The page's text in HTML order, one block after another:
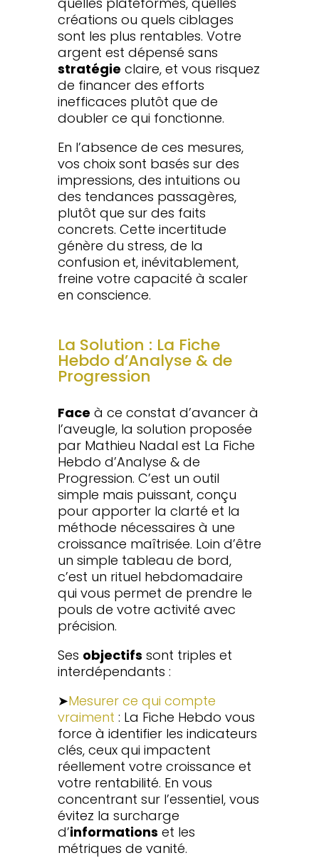
créations ou quels ciblages
sont les plus rentables. Votre
argent est dépensé sans
stratégie claire, et vous risquez
de financer des efforts
inefficaces plutôt que de
doubler ce qui fonctionne.
En l’absence de ces mesures,
vos choix sont basés sur des
impressions, des intuitions ou
des tendances passagères,
plutôt que sur des faits
concrets. Cette incertitude
génère du stress, de la
confusion et, inévitablement,
freine votre capacité à scaler
en conscience.
La Solution : La Fiche
Hebdo d’Analyse & de
Progression
Face à ce constat d’avancer à
l’aveugle, la solution proposée
par Mathieu Nadal est La Fiche
Hebdo d’Analyse & de
Progression. C’est un outil
simple mais puissant, conçu
pour apporter la clarté et la
méthode nécessaires à une
croissance maîtrisée. Loin d’être
un simple tableau de bord,
c’est un rituel hebdomadaire
qui vous permet de prendre le
pouls de votre activité avec
précision.
Ses objectifs sont triples et
interdépendants :
➤Mesurer ce qui compte
vraiment : La Fiche Hebdo vous
force à identifier les indicateurs
clés, ceux qui impactent
réellement votre croissance et
votre rentabilité. En vous
concentrant sur l’essentiel, vous
évitez la surcharge
d’informations et les
métriques de vanité.